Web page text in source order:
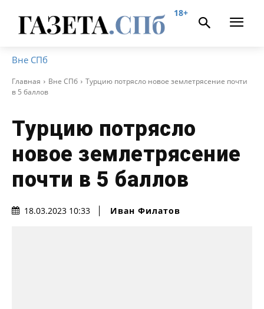
18+
Вне СПб
Главная Вне СПб
Турцию потрясло новое землетрясение почти
в 5 баллов
Турцию потрясло
новое землетрясение
почти в 5 баллов
18.03.2023 10:33 Иван Филатов